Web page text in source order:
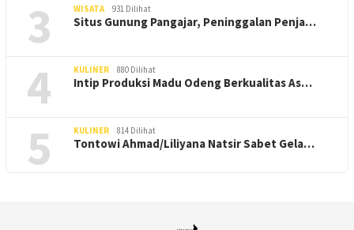
3 WISATA 931 Dilihat
Situs Gunung Pangajar, Peninggalan Penja…
4 KULINER 880 Dilihat
Intip Produksi Madu Odeng Berkualitas As…
5 KULINER 814 Dilihat
Tontowi Ahmad/Liliyana Natsir Sabet Gela…